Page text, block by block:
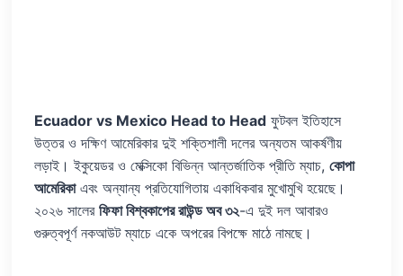
Ecuador vs Mexico Head to Head ফুটবল ইতিহাসে
উত্তর ও দক্ষিণ আমেরিকার দুই শক্তিশালী দলের অন্যতম আকর্ষণীয়
লড়াই। ইকুয়েডর ও মেক্সিকো বিভিন্ন আন্তর্জাতিক প্রীতি ম্যাচ, কোপা
আমেরিকাএবং অন্যান্য প্রতিযোগিতায় একাধিকবার মুখোমুখি হয়েছে।
২০২৬ সালের ফিফা বিশ্বকাপের রাউন্ড অব ৩২-এ দুই দল আবারও
গুরুত্বপূর্ণ নকআউট ম্যাচে একে অপরের বিপক্ষে মাঠে নামছে।